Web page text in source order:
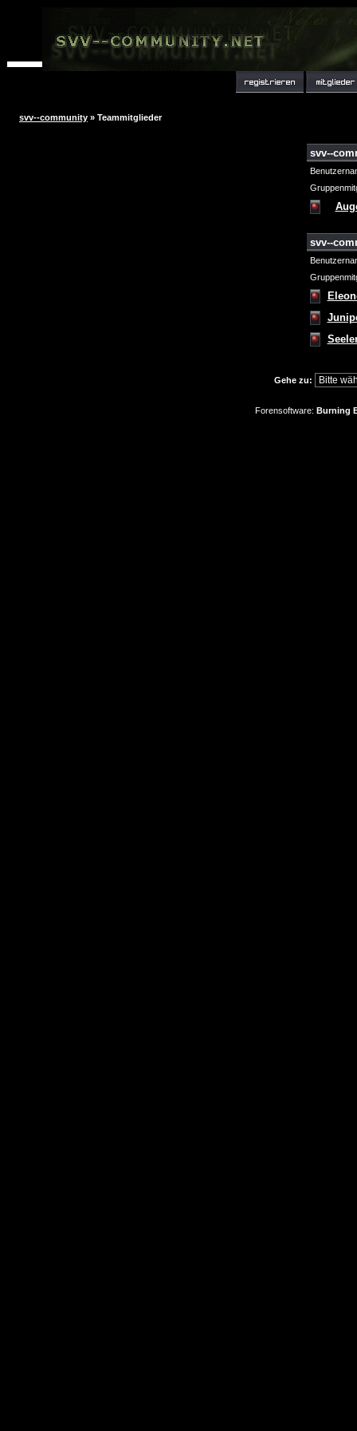
svv--community » Teammitglieder
svv--
svv--
Gehe zu:
Forensoftware: Burning